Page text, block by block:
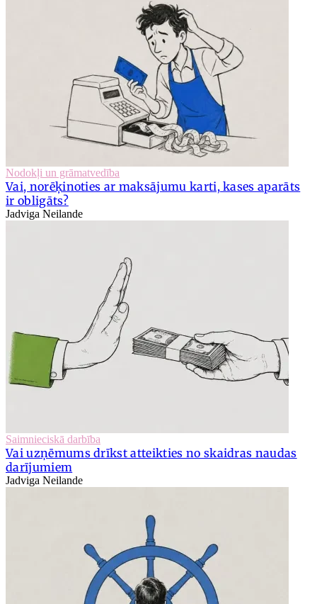
Nodokļi un grāmatvedība
Vai, norēķinoties ar maksājumu karti, kases aparāts
ir obligāts?
Jadviga Neilande
Saimnieciskā darbība
Vai uzņēmums drīkst atteikties no skaidras naudas
darījumiem
Jadviga Neilande